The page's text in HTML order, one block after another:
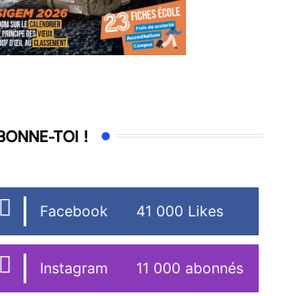
TOI !
Facebook 41 000 Likes
Instagram 11 000 abonnés